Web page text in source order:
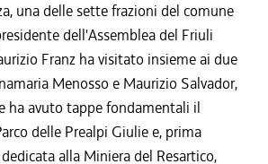
una delle sette frazioni del comune
dell'Assemblea del Friuli
Franz ha visitato insieme ai due
Menosso e Maurizio Salvador,
ha avuto tappe fondamentali il
delle Prealpi Giulie e, prima
alla Miniera del Resartico,